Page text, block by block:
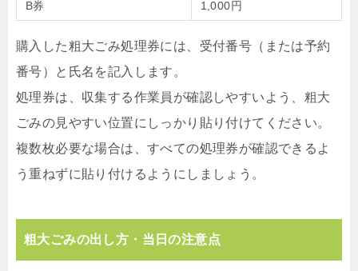
B券 1,000円
購入した粗大ごみ処理券には、受付番号（または予約
番号）と氏名を記入します。
処理券は、収集する作業員が確認しやすいよう、粗大
ごみの見やすい位置にしっかり貼り付けてください。
複数枚必要な場合は、すべての処理券が確認できるよ
う重ねずに貼り付けるようにしましょう。
粗大ごみの出し方・当日の注意点